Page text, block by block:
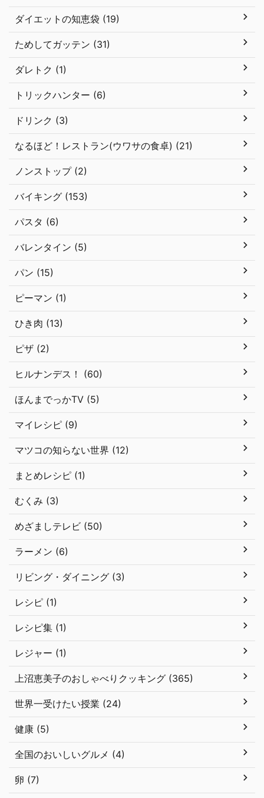
ダイエットの知恵袋 (19)
ためしてガッテン (31)
ダレトク (1)
トリックハンター (6)
ドリンク (3)
なるほど！レストラン(ウワサの食卓) (21)
ノンストップ (2)
バイキング (153)
パスタ (6)
バレンタイン (5)
パン (15)
ピーマン (1)
ひき肉 (13)
ピザ (2)
ヒルナンデス！ (60)
ほんまでっかTV (5)
マイレシピ (9)
マツコの知らない世界 (12)
まとめレシピ (1)
むくみ (3)
めざましテレビ (50)
ラーメン (6)
リビング・ダイニング (3)
レシピ (1)
レシピ集 (1)
レジャー (1)
上沼恵美子のおしゃべりクッキング (365)
世界一受けたい授業 (24)
健康 (5)
全国のおいしいグルメ (4)
卵 (7)